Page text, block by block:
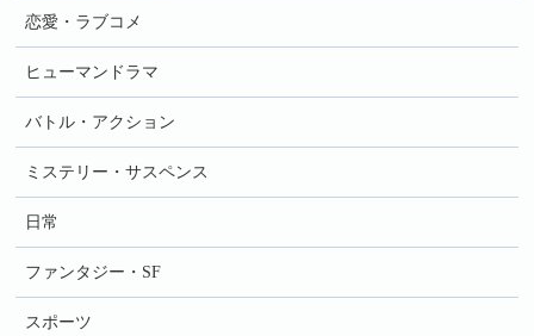
恋愛・ラブコメ
ヒューマンドラマ
バトル・アクション
ミステリー・サスペンス
日常
ファンタジー・SF
スポーツ